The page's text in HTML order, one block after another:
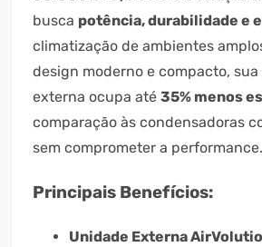
busca potência, durabilidade e
climatização de ambientes
design moderno e compacto,
externa ocupa até 35% menos
comparação às condensadoras
sem comprometer a performance.
Principais Benefícios:
Unidade Externa